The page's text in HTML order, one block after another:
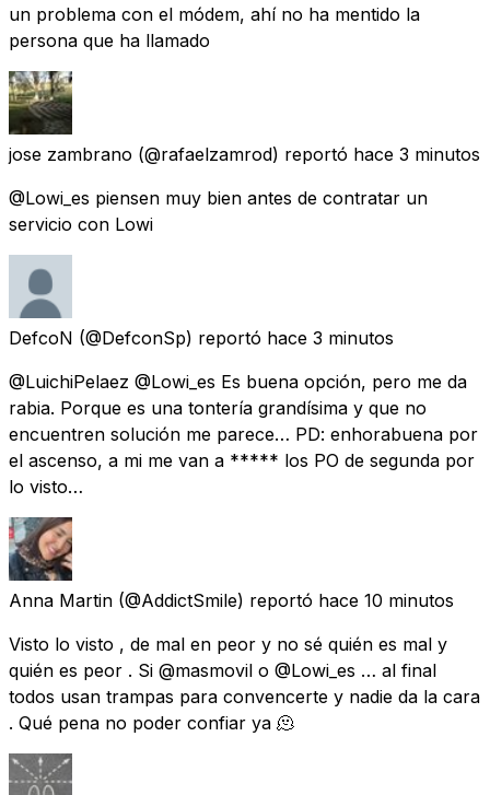
un problema con el módem, ahí no ha mentido la
persona que ha llamado
jose zambrano (@rafaelzamrod) reportó hace 3 minutos
@Lowi_es piensen muy bien antes de contratar un
servicio con Lowi
DefcoN (@DefconSp) reportó hace 3 minutos
@LuichiPelaez @Lowi_es Es buena opción, pero me da
rabia. Porque es una tontería grandísima y que no
encuentren solución me parece… PD: enhorabuena por
el ascenso, a mi me van a ***** los PO de segunda por
lo visto…
Anna Martin (@AddictSmile) reportó hace 10 minutos
Visto lo visto , de mal en peor y no sé quién es mal y
quién es peor . Si @masmovil o @Lowi_es … al final
todos usan trampas para convencerte y nadie da la cara
. Qué pena no poder confiar ya 🫠